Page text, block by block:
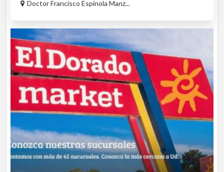
Doctor Francisco Espinola Manz...